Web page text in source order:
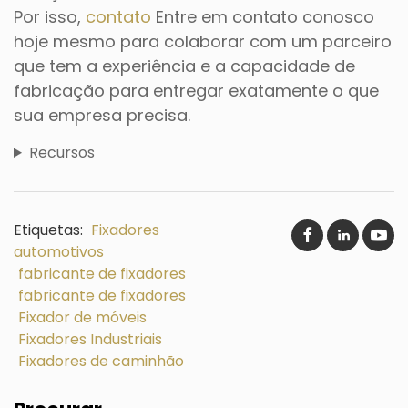
Por isso, contato Entre em contato conosco
hoje mesmo para colaborar com um parceiro
que tem a experiência e a capacidade de
fabricação para entregar exatamente o que
sua empresa precisa.
Recursos
Etiquetas: Fixadores
automotivos
fabricante de fixadores
fabricante de fixadores
Fixador de móveis
Fixadores Industriais
Fixadores de caminhão